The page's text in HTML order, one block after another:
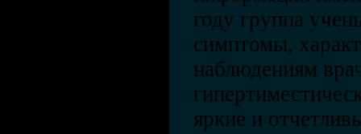
году группа
симптомы,
наблюдениям
яркие и